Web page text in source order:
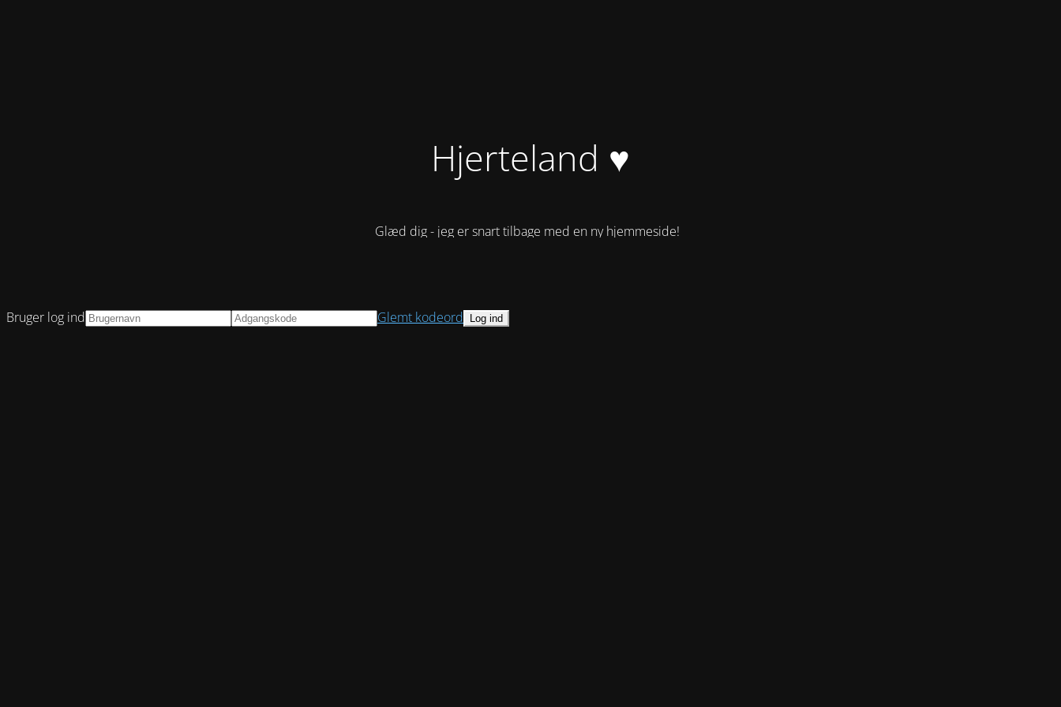
Hjerteland ♥
Glæd dig - jeg er snart tilbage med en ny hjemmeside!
Bruger log ind Glemt kodeord